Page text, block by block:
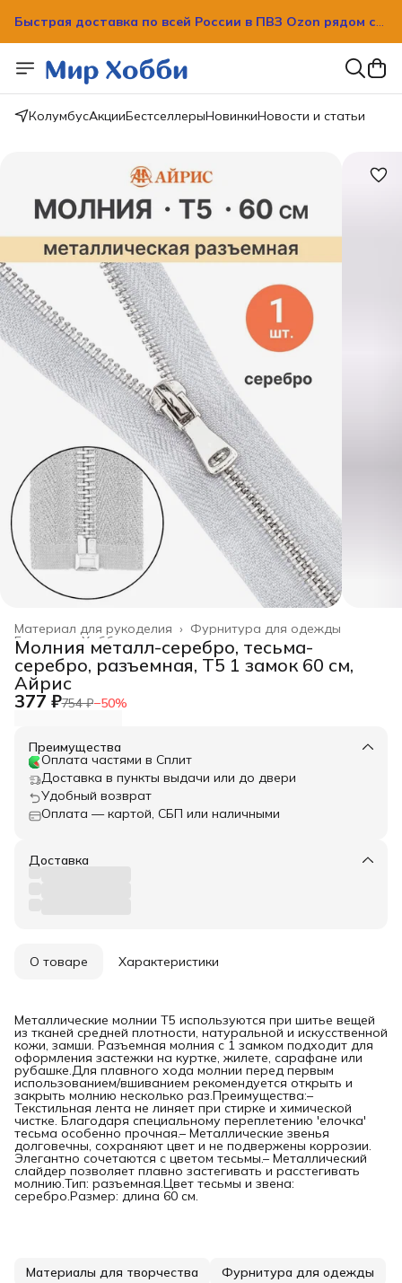
Быстрая доставка по всей России в ПВЗ Ozon рядом с
Быстрая доставка по всей России в ПВЗ Ozon рядом с
вашим домом!
КолумбусАкцииБестселлерыНовинкиНовости и статьи
Фурнитура для одежды
Материал для рукоделия ›
Хобби и творчество ›
Главная ›
Молния металл-серебро, тесьма-
серебро, разъемная, T5 1 замок 60 см,
Айрис
377 ₽754 ₽−50%
Преимущества
Оплата частями в Сплит
Доставка в пункты выдачи или до двери
Удобный возврат
Оплата — картой, СБП или наличными
Доставка
О товаре Характеристики
Металлические молнии T5 используются при шитье вещей
из тканей средней плотности, натуральной и искусственной
кожи, замши. Разъемная молния с 1 замком подходит для
оформления застежки на куртке, жилете, сарафане или
рубашке.Для плавного хода молнии перед первым
использованием/вшиванием рекомендуется открыть и
закрыть молнию несколько раз.Преимущества:–
Текстильная лента не линяет при стирке и химической
чистке. Благодаря специальному переплетению 'елочка'
тесьма особенно прочная.– Металлические звенья
долговечны, сохраняют цвет и не подвержены коррозии.
Элегантно сочетаются с цветом тесьмы.– Металлический
слайдер позволяет плавно застегивать и расстегивать
молнию.Тип: разъемная.Цвет тесьмы и звена:
серебро.Размер: длина 60 см.
Материалы для творчества Фурнитура для одежды